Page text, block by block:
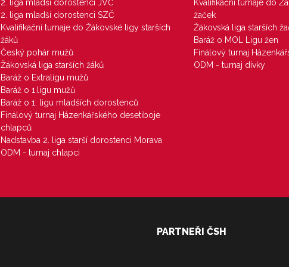
2. liga mladší dorostenci JVČ
2. liga mladší dorostenci SZČ
Kvalifikační turnaje do Žákovské ligy starších
žáků
Český pohár mužů
Žákovská liga starších žáků
Baráž o Extraligu mužů
Baráž o 1.ligu mužů
Baráž o 1. ligu mladších dorostenců
Finálový turnaj Házenkářského desetiboje
chlapců
Nadstavba 2. liga starší dorostenci Morava
ODM - turnaj chlapci
Kvalifikační turnaje do
žaček
Žákovská liga starších
Baráž o MOL Ligu žen
Finálový turnaj
ODM - turnaj dívky
PARTNEŘI ČSH